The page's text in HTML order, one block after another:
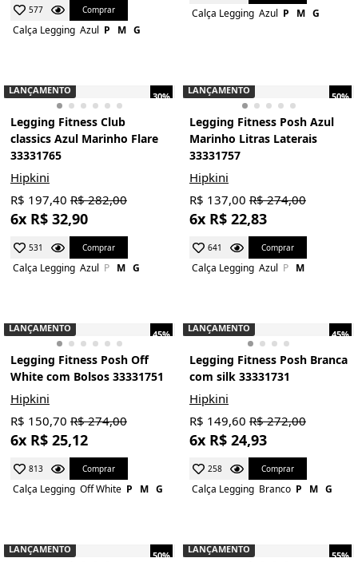
577 Comprar
Calça Legging Azul P M G
Calça Legging Azul P M G
30%
LANÇAMENTO
Legging Fitness Club
classics Azul Marinho Flare
33331765
Hipkini
R$ 197,40 R$ 282,00
6x R$ 32,90
531 Comprar
Calça Legging Azul P M G
50%
LANÇAMENTO
Legging Fitness Posh Azul
Marinho Litras Laterais
33331757
Hipkini
R$ 137,00 R$ 274,00
6x R$ 22,83
641 Comprar
Calça Legging Azul P M
45%
LANÇAMENTO
Legging Fitness Posh Off
White com Bolsos 33331751
Hipkini
R$ 150,70 R$ 274,00
6x R$ 25,12
813 Comprar
Calça Legging Off White P M G
45%
LANÇAMENTO
Legging Fitness Posh Branca
com silk 33331731
Hipkini
R$ 149,60 R$ 272,00
6x R$ 24,93
258 Comprar
Calça Legging Branco P M G
50%
LANÇAMENTO
55%
LANÇAMENTO